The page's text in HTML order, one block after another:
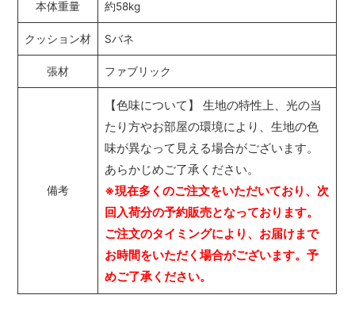
本体重量 約58kg
クッション材 Sバネ
張材 ファブリック
備考
【色味について】 生地の特性上、光の当
たり方やお部屋の環境により、生地の色
味が異なって見える場合がございます。
あらかじめご了承ください。
※現在多くのご注文をいただいており、次
回入荷分の予約販売となっております。
ご注文のタイミングにより、お届けまで
お時間をいただく場合がございます。予
めご了承ください。